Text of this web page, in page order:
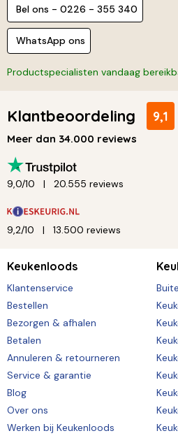
Bel ons - 0226 - 355 340
WhatsApp ons
Productspecialisten vandaag
Klantbeoordeling 9,1
Meer dan 34.000 reviews
9,0/10 20.555 reviews
9,2/10 13.500 reviews
Keukenloods
Klantenservice
Bestellen
Bezorgen & afhalen
Betalen
Annuleren & retourneren
Service & garantie
Blog
Over ons
Werken bij Keukenloods